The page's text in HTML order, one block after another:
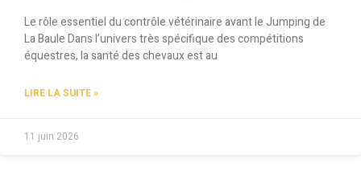
Le rôle essentiel du contrôle vétérinaire avant le Jumping de
La Baule Dans l’univers très spécifique des compétitions
équestres, la santé des chevaux est au
LIRE LA SUITE »
11 juin 2026